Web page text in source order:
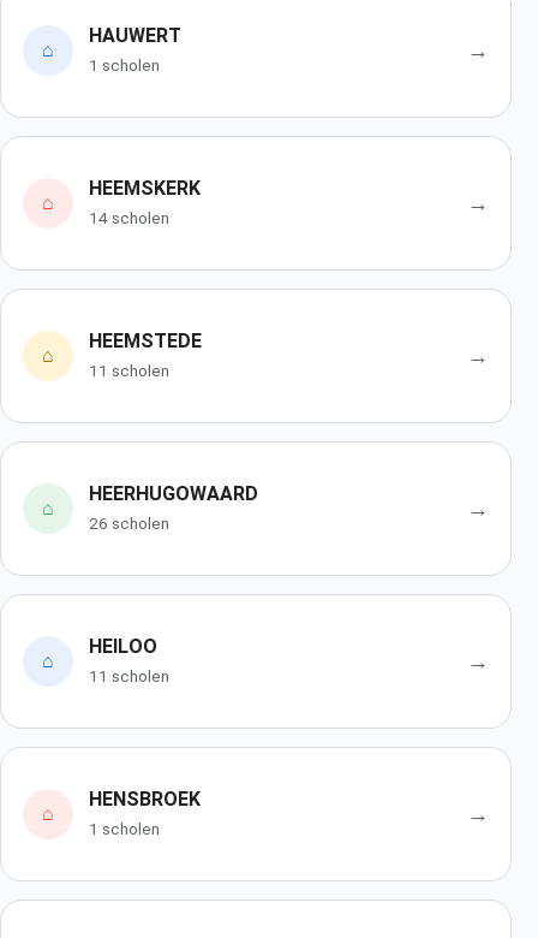
⌂
HAUWERT
1 scholen
→
⌂
HEEMSKERK
14 scholen
→
⌂
HEEMSTEDE
11 scholen
→
⌂
HEERHUGOWAARD
26 scholen
→
⌂
HEILOO
11 scholen
→
⌂
HENSBROEK
1 scholen
→